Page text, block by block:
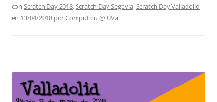
con Scratch Day 2018,Scratch Day Segovia,Scratch Day Valladolid
en 13/04/2018 porCompuEdu @ UVa.